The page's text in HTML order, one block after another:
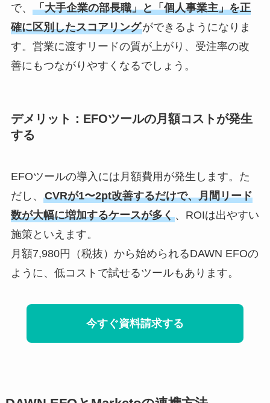
で、 「大手企業の部長職」と「個人事業主」を正
確に区別したスコアリングができるようになりま
す。営業に渡すリードの質が上がり、受注率の改
善にもつながりやすくなるでしょう。
デメリット：EFOツールの月額コストが発生
する
EFOツールの導入には月額費用が発生します。た
だし、 CVRが1〜2pt改善するだけで、月間リード
数が大幅に増加するケースが多く、ROIは出やすい
施策といえます。
月額7,980円（税抜）から始められるDAWN EFOの
ように、低コストで試せるツールもあります。
今すぐ資料請求する